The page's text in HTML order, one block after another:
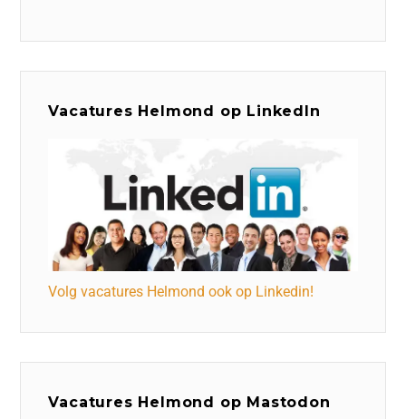
Vacatures Helmond op LinkedIn
Volg vacatures Helmond ook op Linkedin!
Vacatures Helmond op Mastodon